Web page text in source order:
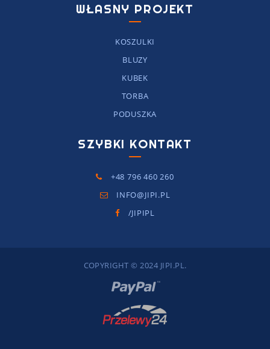
WŁASNY PROJEKT
KOSZULKI
BLUZY
KUBEK
TORBA
PODUSZKA
SZYBKI KONTAKT
+48 796 460 260
INFO@JIPI.PL
/JIPIPL
COPYRIGHT © 2024 JIPI.PL.